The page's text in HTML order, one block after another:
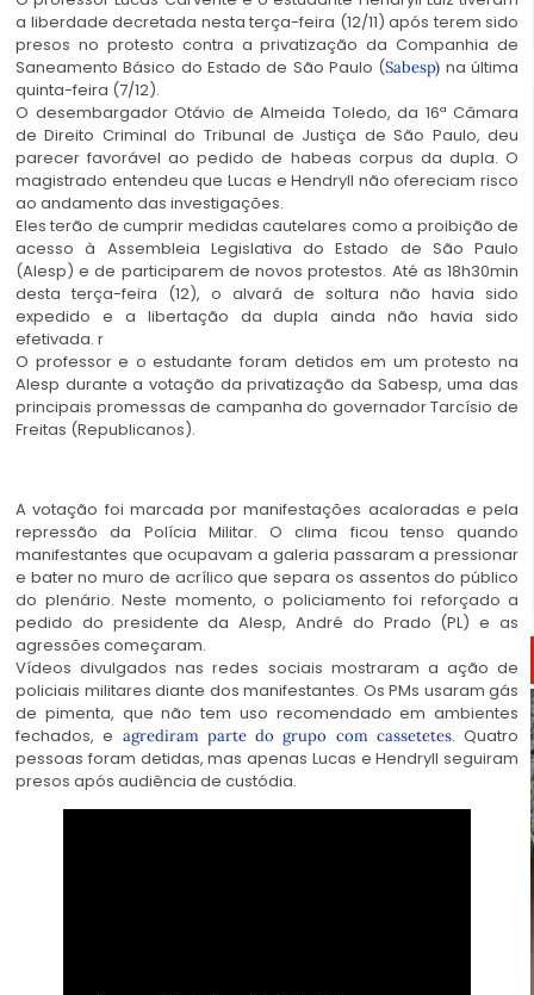
a liberdade decretada nesta terça-feira (12/11) após terem sido
presos no protesto contra a privatização da Companhia de
Saneamento Básico do Estado de São Paulo (Sabesp) na última
quinta-feira (7/12).
O desembargador Otávio de Almeida Toledo, da 16ª Câmara
de Direito Criminal do Tribunal de Justiça de São Paulo, deu
parecer favorável ao pedido de habeas corpus da dupla. O
magistrado entendeu que Lucas e Hendryll não ofereciam risco
ao andamento das investigações.
Eles terão de cumprir medidas cautelares como a proibição de
acesso à Assembleia Legislativa do Estado de São Paulo
(Alesp) e de participarem de novos protestos. Até as 18h30min
desta terça-feira (12), o alvará de soltura não havia sido
expedido e a libertação da dupla ainda não havia sido
efetivada. r
O professor e o estudante foram detidos em um protesto na
Alesp durante a votação da privatização da Sabesp, uma das
principais promessas de campanha do governador Tarcísio de
Freitas (Republicanos).
A votação foi marcada por manifestações acaloradas e pela
repressão da Polícia Militar. O clima ficou tenso quando
manifestantes que ocupavam a galeria passaram a pressionar
e bater no muro de acrílico que separa os assentos do público
do plenário. Neste momento, o policiamento foi reforçado a
pedido do presidente da Alesp, André do Prado (PL) e as
agressões começaram.
Vídeos divulgados nas redes sociais mostraram a ação de
policiais militares diante dos manifestantes. Os PMs usaram gás
de pimenta, que não tem uso recomendado em ambientes
fechados, e agrediram parte do grupo com cassetetes. Quatro
pessoas foram detidas, mas apenas Lucas e Hendryll seguiram
presos após audiência de custódia.